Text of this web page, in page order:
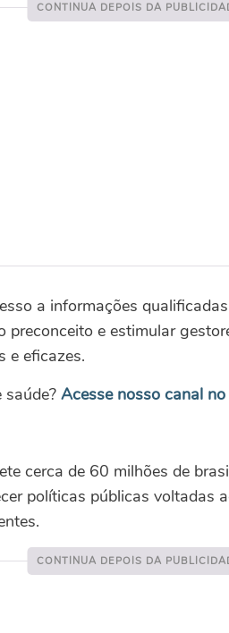
a informações
preconceito e estimular
e eficazes.
Acesse nosso canal
cerca de 60 milhões de
políticas públicas voltadas